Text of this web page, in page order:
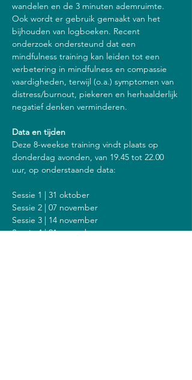
wandelen en de 3 minuten ademruimte.
Ook wordt er gebruik gemaakt van het
bijhouden van logboeken. Recent
onderzoek ondersteund dat een
mindfulness training kan leiden tot een
verbetering in mindfulness en compassie
vaardigheden, terwijl (o.a.) symptomen van
distress/burnout, piekeren en herhaalderlijk
negatief denken verminderen.
Data en tijden
Deze 8-weekse training vindt plaats op
donderdag avonden, van 19.45 tot 22.00
uur, op onderstaande data:
Sessie 1 | 31 oktober
Sessie 2 | 07 november
Sessie 3 | 14 november
Sessie 4 | 21 november